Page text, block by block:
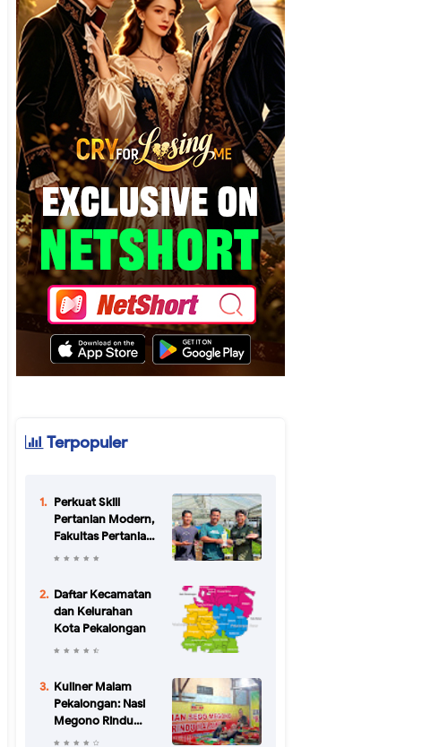
Terpopuler
Perkuat Skill
Pertanian Modern,
Fakultas Pertanian
Unikal Gandeng
Farm Semarang
Daftar Kecamatan
dan Kelurahan
Kota Pekalongan
Kuliner Malam
Pekalongan: Nasi
Megono Rindu
Malam di Jalan